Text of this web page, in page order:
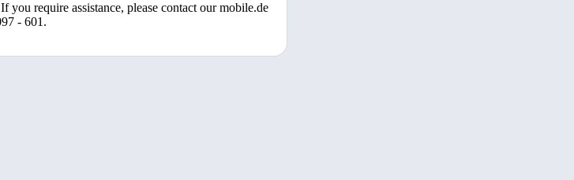
you require assistance, please contact our mobile.de
- 601.